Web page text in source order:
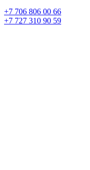
+7 706 806 00 66
+7 727 310 90 59